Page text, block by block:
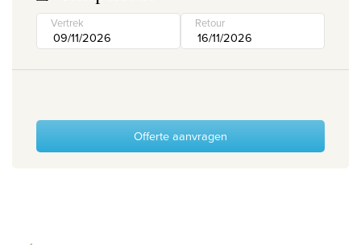
Wie zijn wij
Waarom Travelworld
Onze bestemmingen
Onze reiskantoren
Vertrek Retour
Offerte aanvragen